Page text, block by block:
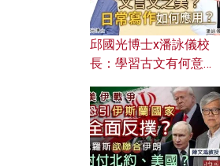
邱國光博士x潘詠儀校
長：學習古文有何意
文之美？ 日常寫作如何
應用？